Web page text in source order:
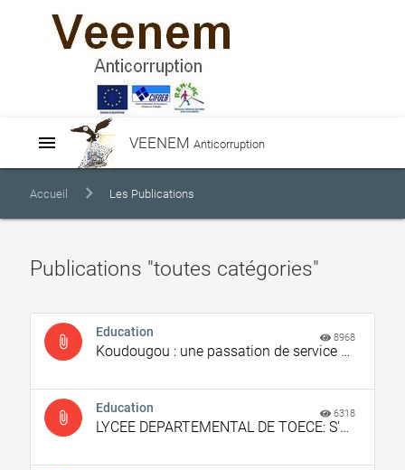
VEENEMAnticorruption
menu
Accueil Les Publications
Publications "toutes catégories"
attach_file
Education
Koudougou : une passation de service dans une école primaire se termine en queue de poisson
8968
attach_file
Education
LYCEE DEPARTEMENTAL DE TOECE: S'ENRICHIR A TOUT PRIX EN DEPOUILLANT LES PARENTS D'ELEVES?
6318